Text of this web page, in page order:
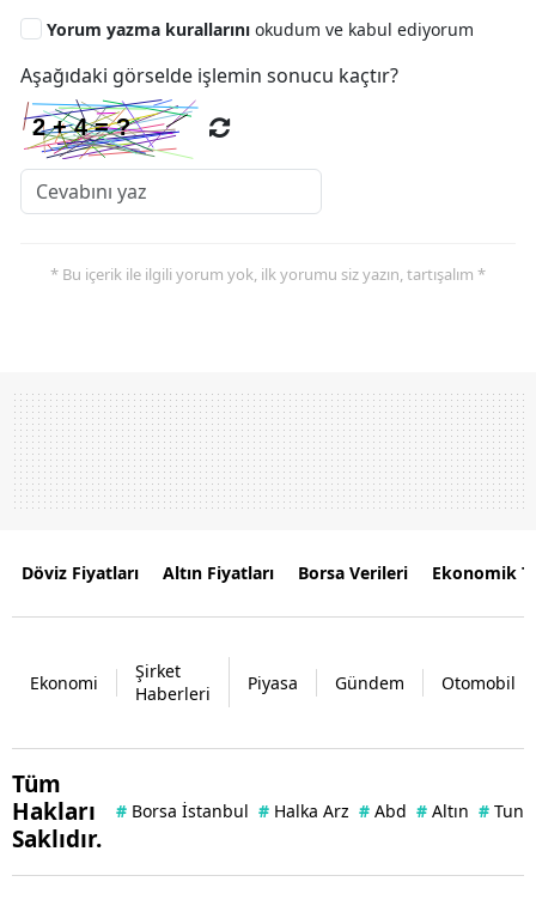
Yorum yazma kurallarını okudum ve kabul ediyorum
Aşağıdaki görselde işlemin sonucu kaçtır?
* Bu içerik ile ilgili yorum yok, ilk yorumu siz yazın, tartışalım *
Döviz Fiyatları Altın Fiyatları Borsa Verileri Ekonomik
Ekonomi
Şirket
Haberleri
Piyasa Gündem Otomobil
Tüm
Hakları
Saklıdır.
# Borsa İstanbul # Halka Arz # Abd # Altın #